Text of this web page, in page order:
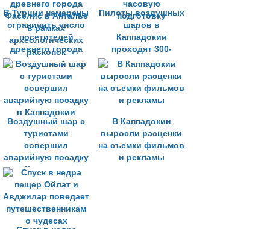
В Турции намерены
ограничить число
посетителей
древнего города
Фаселис в Анталье
в рамках
археологических
раскопок
Пилоты воздушных
шаров в
Каппадокии
проходят 300-
часовую
подготовку
Воздушный шар с
туристами
совершил
аварийную посадку
в Каппадокии
В Каппадокии
выросли расценки
на съемки фильмов
и рекламы